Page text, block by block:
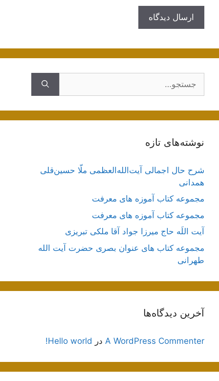
نوشته‌های تازه
شرح حال اجمالی آیت‌الله‌العظمی ملّا حسین‌قلی
همدانی
مجموعه کتاب آموزه های معرفت
مجموعه کتاب آموزه های معرفت
آیت اللَه حاج میرزا جواد آقا ملکی تبریزی
مجموعه کتاب های عنوان بصری حضرت آیت الله
طهرانی
آخرین دیدگاه‌ها
A WordPress Commenter در Hello world!